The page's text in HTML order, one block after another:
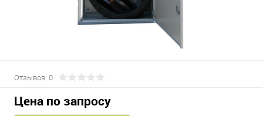
Отзывов: 0
Цена по запросу